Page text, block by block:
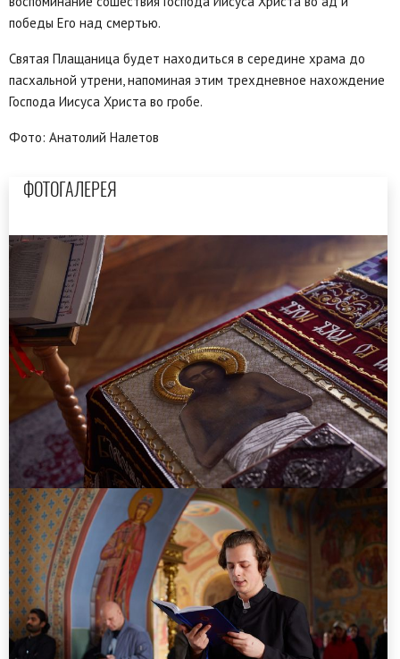
победы Его над смертью.
Святая Плащаница будет находиться в середине храма до
пасхальной утрени, напоминая этим трехдневное нахождение
Господа Иисуса Христа во гробе.
Фото: Анатолий Налетов
ФОТОГАЛЕРЕЯ